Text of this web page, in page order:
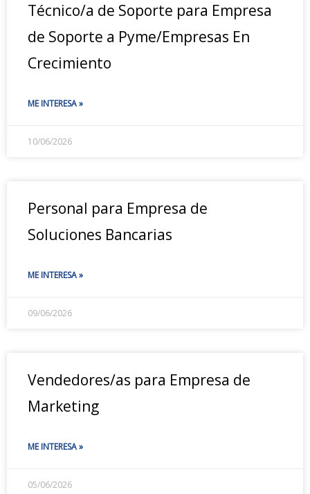
Técnico/a de Soporte para Empresa
de Soporte a Pyme/Empresas En
Crecimiento
ME INTERESA »
10/06/2026
Personal para Empresa de
Soluciones Bancarias
ME INTERESA »
09/06/2026
Vendedores/as para Empresa de
Marketing
ME INTERESA »
05/06/2026